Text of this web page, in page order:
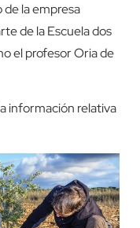
la empresa
de la Escuela dos
el profesor Oria de
información relativa